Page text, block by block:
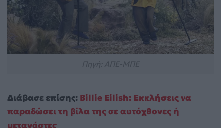
Διάβασε επίσης: Billie Eilish: Εκκλήσεις να
παραδώσει τη βίλα της σε αυτόχθονες ή
μετανάστες